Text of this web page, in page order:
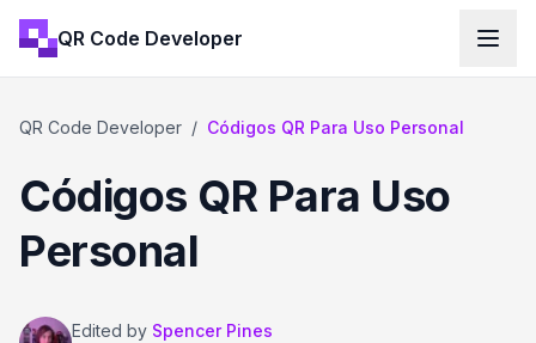
QR Code Developer
QR Code Developer / Códigos QR Para Uso Personal
Códigos QR Para Uso
Personal
Edited by Spencer Pines